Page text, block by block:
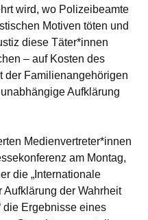
wird, wo Polizeibeamte
Motiven töten und
diese Täter*innen
– auf Kosten des
der Familienangehörigen
Aufklärung
Medienvertreter*innen
am Montag,
die „Internationale
der Wahrheit
die Ergebnisse eines